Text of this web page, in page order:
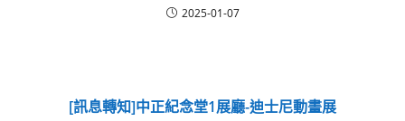
2025-01-07
[訊息轉知]中正紀念堂1展廳-迪士尼動畫展